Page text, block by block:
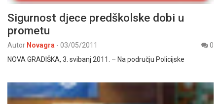
Sigurnost djece predškolske dobi u
prometu
Autor Novagra - 03/05/2011
0
NOVA GRADIŠKA, 3. svibanj 2011. – Na području Policijske